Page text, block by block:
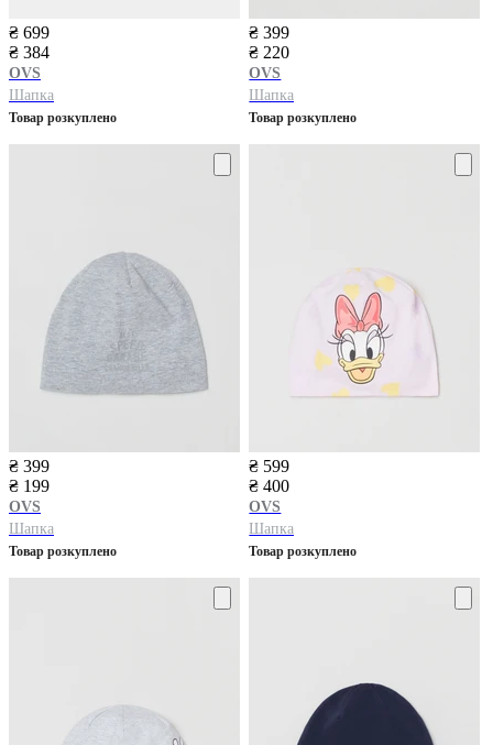
₴ 699
₴ 384
OVS
Шапка
Товар розкуплено
₴ 399
₴ 220
OVS
Шапка
Товар розкуплено
₴ 399
₴ 199
OVS
Шапка
Товар розкуплено
₴ 599
₴ 400
OVS
Шапка
Товар розкуплено